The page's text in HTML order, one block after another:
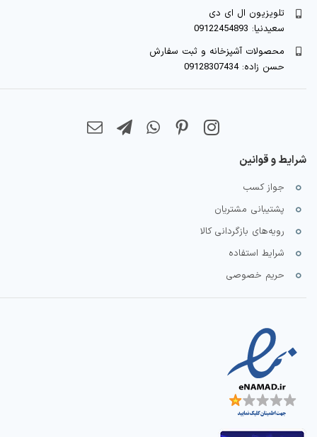
تلویزیون ال ای دی
سعیدنیا: 09122454893
محصولات آشپزخانه و ثبت سفارش
حسن زاده: 09128307434
شرایط و قوانین
جواز کسب
پشتیبانی مشتریان
رویه‌های بازگردانی کالا
شرایط استفاده
حریم خصوصی